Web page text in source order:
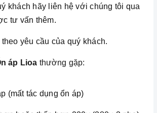
khách hãy liên hệ với chúng tôi qua
tư vấn thêm.
yêu cầu của quý khách.
áp Lioa thường gặp:
(mất tác dụng ổn áp)